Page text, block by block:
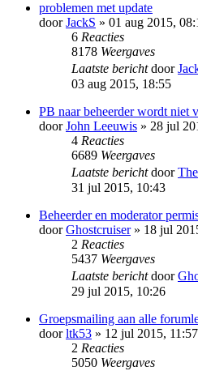
problemen met update
doorJackS » 01 aug 2015,
6 Reacties
8178 Weergaves
Laatste berichtdoor
03 aug 2015, 18:55
PB naar beheerder wordt niet
doorJohn Leeuwis » 28 jul
4 Reacties
6689 Weergaves
Laatste berichtdoor
31 jul 2015, 10:43
Beheerder en moderator
doorGhostcruiser» 18 jul
2 Reacties
5437 Weergaves
Laatste berichtdoor
29 jul 2015, 10:26
Groepsmailing aan alle
doorltk53 » 12 jul 2015, 11:57
2 Reacties
5050 Weergaves